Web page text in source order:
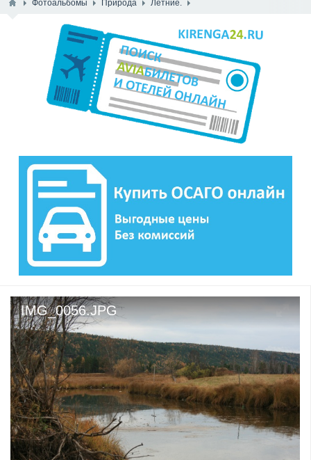
Фотоальбомы Природа Летние.
IMG_0056.JPG